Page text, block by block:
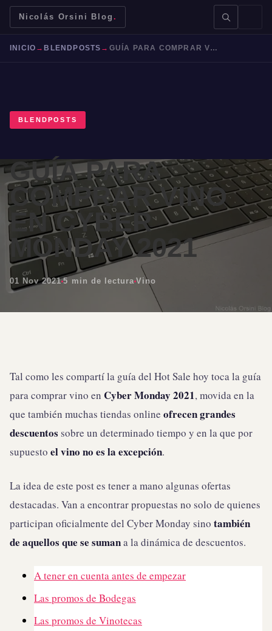
Nicolás Orsini Blog .
Mendoza Malbec Bodegas Jujuy
INICIO → BLENDPOSTS → GUÍA PARA COMPRAR VINO EN CYBER MONDAY 2021
BLENDPOSTS
GUÍA PARA
COMPRAR VINO
EN CYBER
MONDAY 2021
01 Nov 2021 5 min de lectura Vino
Tal como les compartí la guía del Hot Sale hoy toca la guía
para comprar vino en Cyber Monday 2021, movida en la
que también muchas tiendas online ofrecen grandes
descuentos sobre un determinado tiempo y en la que por
supuesto el vino no es la excepción.
La idea de este post es tener a mano algunas ofertas
destacadas. Van a encontrar propuestas no solo de quienes
participan oficialmente del Cyber Monday sino también
de aquellos que se sumana la dinámica de descuentos.
A tener en cuenta antes de empezar
Las promos de Bodegas
Las promos de Vinotecas